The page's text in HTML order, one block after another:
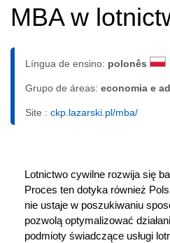
MBA w
Língua de ensino: polonês
Grupo de áreas: economia e
Site : ckp.lazarski.pl/mba/
Lotnictwo cywilne rozwija się
Proces ten dotyka również
nie ustaje w poszukiwaniu
pozwolą optymalizować
podmioty świadczące usługi